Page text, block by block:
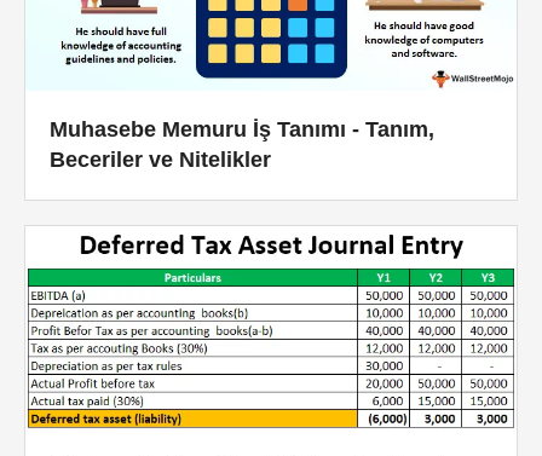
Muhasebe Memuru İş Tanımı - Tanım,
Beceriler ve Nitelikler